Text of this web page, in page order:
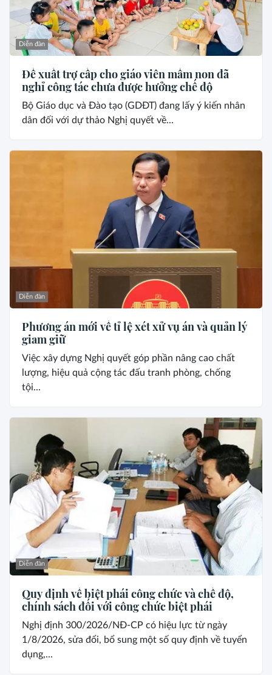
Diễn đàn
Đề xuất trợ cấp cho giáo viên mầm non đã
nghỉ công tác chưa được hưởng chế độ
Bộ Giáo dục và Đào tạo (GDĐT) đang lấy ý kiến nhân
dân đối với dự thảo Nghị quyết về...
Diễn đàn
Phương án mới về tỉ lệ xét xử vụ án và quản lý
giam giữ
Việc xây dựng Nghị quyết góp phần nâng cao chất
lượng, hiệu quả cộng tác đấu tranh phòng, chống
tội...
Diễn đàn
Quy định về biệt phái công chức và chế độ,
chính sách đối với công chức biệt phái
Nghị định 300/2026/NĐ-CP có hiệu lực từ ngày
1/8/2026, sửa đổi, bổ sung một số quy định về tuyển
dụng,...